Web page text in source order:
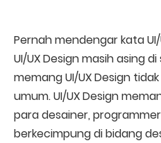
Pernah mendengar kata
UI/UX Design masih asing
memang UI/UX Design
umum. UI/UX Design
para desainer,
berkecimpung di bidang